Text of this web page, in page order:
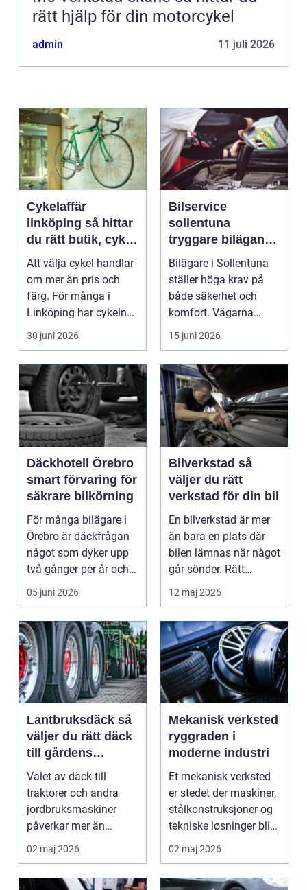
rätt hjälp för din motorcykel
admin 11 juli 2026
Cykelaffär
linköping så hittar
du rätt butik, cykel
och service
Att välja cykel handlar
om mer än pris och
färg. För många i
Linköping har cykeln
blivit en viktig d...
30 juni 2026
Bilservice
sollentuna
tryggare bilägande
året runt
Bilägare i Sollentuna
ställer höga krav på
både säkerhet och
komfort. Vägarna
växlar mellan
motorväg...
15 juni 2026
Däckhotell Örebro
smart förvaring för
säkrare bilkörning
För många bilägare i
Örebro är däckfrågan
något som dyker upp
två gånger per år och
mest känns som e...
05 juni 2026
Bilverkstad så
väljer du rätt
verkstad för din bil
En bilverkstad är mer
än bara en plats där
bilen lämnas när något
går sönder. Rätt
verkstad blir en ...
12 maj 2026
Lantbruksdäck så
väljer du rätt däck
till gårdens
maskiner
Valet av däck till
traktorer och andra
jordbruksmaskiner
påverkar mer än
många tror. Rätt däck
ger b...
02 maj 2026
Mekanisk verksted
ryggraden i
moderne industri
Et mekanisk verksted
er stedet der maskiner,
stålkonstruksjoner og
tekniske løsninger blir
holdt i g...
02 maj 2026